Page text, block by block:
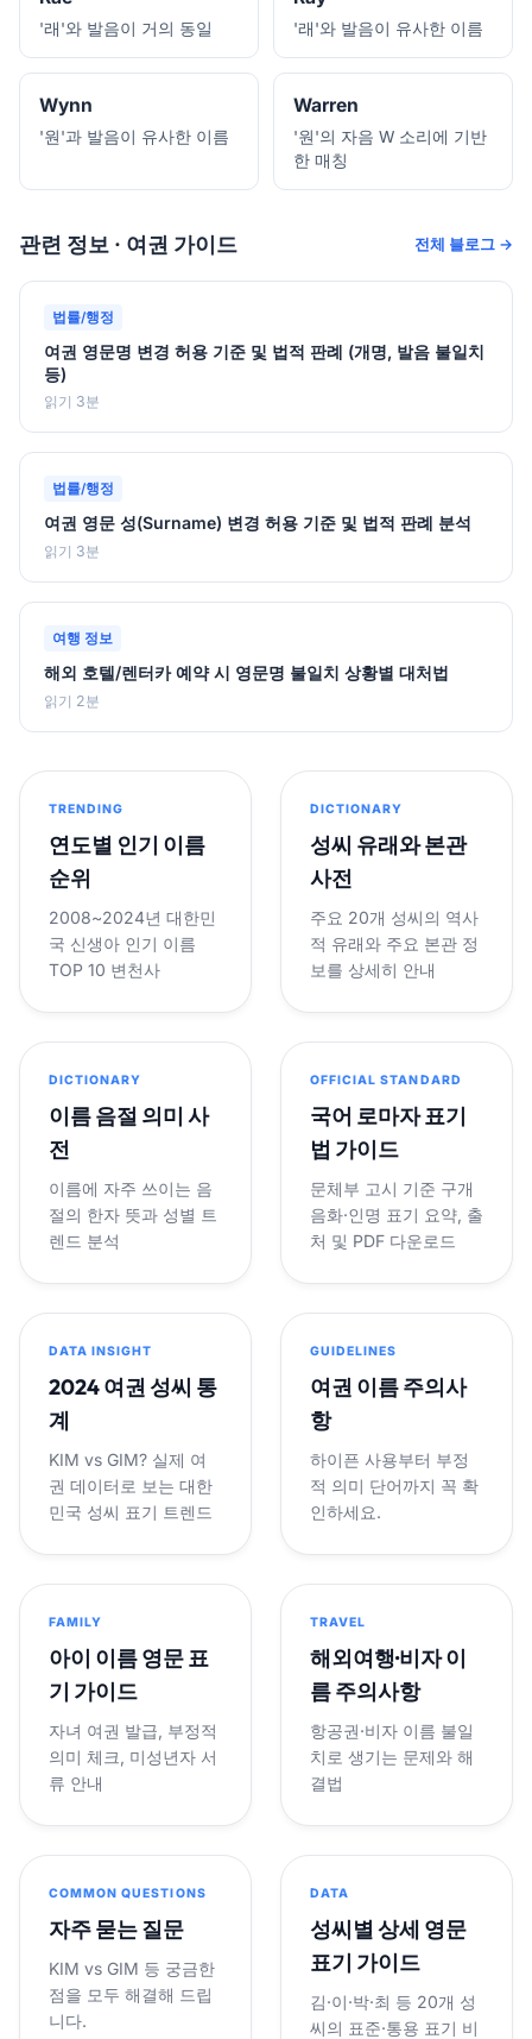
'래'와 발음이 거의 동일 '래'와 발음이 유사한 이름
Wynn
'원'과 발음이 유사한 이름
Warren
'원'의 자음 W 소리에 기반
한 매칭
관련 정보 · 여권 가이드 전체 블로그 →
법률/행정
여권 영문명 변경 허용 기준 및 법적 판례 (개명, 발음 불일치
등)
읽기 3분
법률/행정
여권 영문 성(Surname) 변경 허용 기준 및 법적 판례 분석
읽기 3분
여행 정보
해외 호텔/렌터카 예약 시 영문명 불일치 상황별 대처법
읽기 2분
TRENDING
연도별 인기 이름
순위
2008~2024년 대한민
국 신생아 인기 이름
TOP 10 변천사
DICTIONARY
성씨 유래와 본관
사전
주요 20개 성씨의 역사
적 유래와 주요 본관 정
보를 상세히 안내
DICTIONARY
이름 음절 의미 사
전
이름에 자주 쓰이는 음
절의 한자 뜻과 성별 트
렌드 분석
OFFICIAL STANDARD
국어 로마자 표기
법 가이드
문체부 고시 기준 구개
음화·인명 표기 요약, 출
처 및 PDF 다운로드
DATA INSIGHT
2024 여권 성씨 통
계
KIM vs GIM? 실제 여
권 데이터로 보는 대한
민국 성씨 표기 트렌드
GUIDELINES
여권 이름 주의사
항
하이픈 사용부터 부정
적 의미 단어까지 꼭 확
인하세요.
FAMILY
아이 이름 영문 표
기 가이드
자녀 여권 발급, 부정적
의미 체크, 미성년자 서
류 안내
TRAVEL
해외여행·비자 이
름 주의사항
항공권·비자 이름 불일
치로 생기는 문제와 해
결법
COMMON QUESTIONS
자주 묻는 질문
KIM vs GIM 등 궁금한
점을 모두 해결해 드립
니다.
DATA
성씨별 상세 영문
표기 가이드
김·이·박·최 등 20개 성
씨의 표준·통용 표기 비